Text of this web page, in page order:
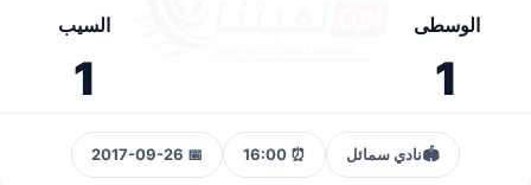
الوسطى
1
السيب
1
🏟️نادي سمائل ⏰ 16:00
📅 2017-09-26